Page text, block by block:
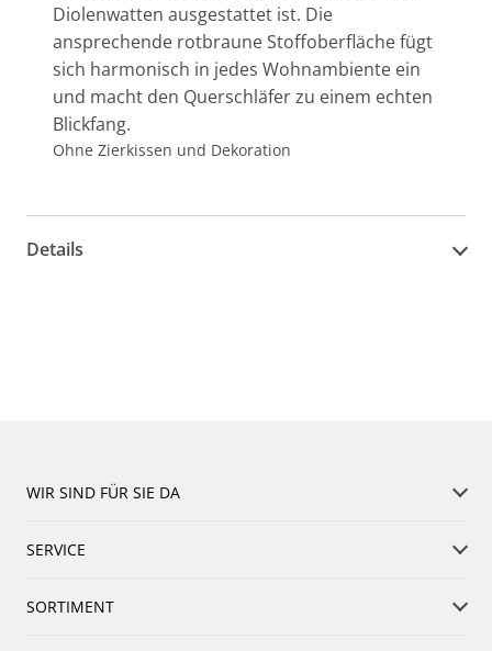
Diolenwatten ausgestattet ist. Die
ansprechende rotbraune Stoffoberfläche fügt
sich harmonisch in jedes Wohnambiente ein
und macht den Querschläfer zu einem echten
Blickfang.
Ohne Zierkissen und Dekoration
Details
WIR SIND FÜR SIE DA
SERVICE
SORTIMENT